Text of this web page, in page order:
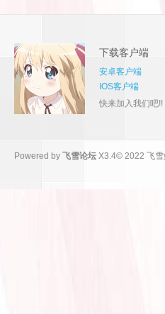
下载客户端
安卓客户端
IOS客户端
快来加入我们吧!!
Powered by 飞雪论坛 X3.4© 2022 飞